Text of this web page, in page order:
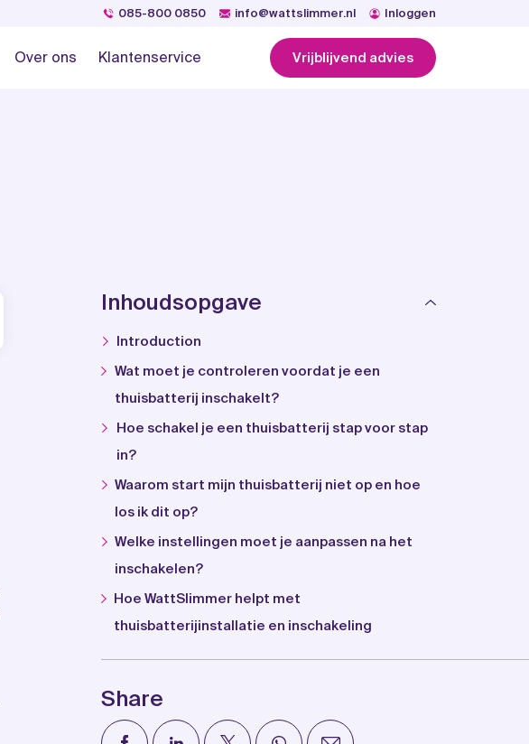
085-800 0850 info@wattslimmer.nl Inloggen
Over ons Klantenservice Vrijblijvend advies
Inhoudsopgave
Introduction
Wat moet je controleren voordat je een
thuisbatterij inschakelt?
Hoe schakel je een thuisbatterij stap voor stap
in?
Waarom start mijn thuisbatterij niet op en hoe
los ik dit op?
Welke instellingen moet je aanpassen na het
inschakelen?
Hoe WattSlimmer helpt met
thuisbatterijinstallatie en inschakeling
Share